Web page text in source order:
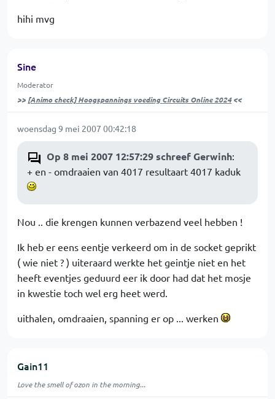
hihi mvg
Sine
Moderator
>> [Animo check] Hoogspannings voeding Circuits Online 2024<<
woensdag 9 mei 2007 00:42:18
Op 8 mei 2007 12:57:29 schreef Gerwinh:
+ en - omdraaien van 4017 resultaart 4017 kaduk
Nou .. die krengen kunnen verbazend veel hebben !
Ik heb er eens eentje verkeerd om in de socket geprikt
( wie niet ? ) uiteraard werkte het geintje niet en het
heeft eventjes geduurd eer ik door had dat het mosje
in kwestie toch wel erg heet werd.
uithalen, omdraaien, spanning er op ... werken
Gain11
Love the smell of ozon in the morning...